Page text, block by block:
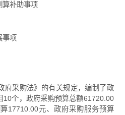
算补助事项
事项
府采购法》的有关规定，编制了政
10个，政府采购预算总额61720.00
17710.00元、政府采购服务预算